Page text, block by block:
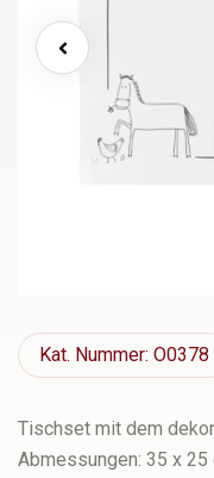
Kat. Nummer: O0378
Tischset mit dem
Abmessungen: 35 x 25